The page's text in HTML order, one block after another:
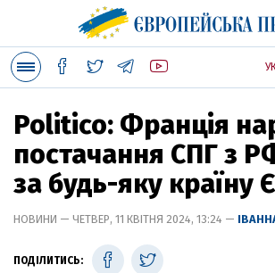
Politico: Франція
постачання СПГ з
за будь-яку країну
НОВИНИ — ЧЕТВЕР, 11 КВІТНЯ 2024, 13:24 —
ПОДІЛИТИСЬ: